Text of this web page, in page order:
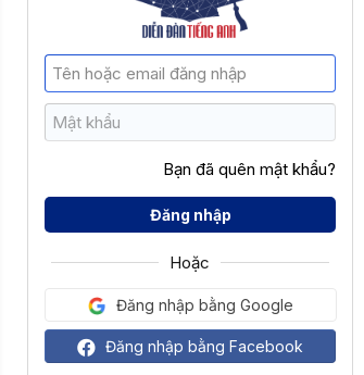
Bạn đã quên mật khẩu?
Đăng nhập
Hoặc
Đăng nhập bằng Google
Đăng nhập bằng Facebook